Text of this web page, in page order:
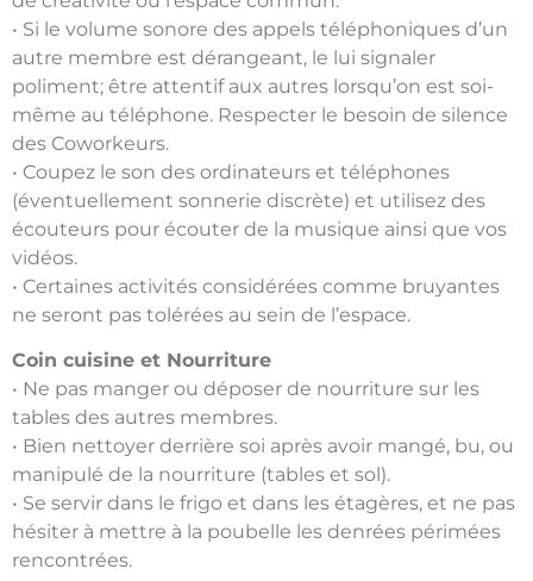
• Si le volume sonore des appels téléphoniques d’un
autre membre est dérangeant, le lui signaler
poliment; être attentif aux autres lorsqu’on est soi-
même au téléphone. Respecter le besoin de silence
des Coworkeurs.
• Coupez le son des ordinateurs et téléphones
(éventuellement sonnerie discrète) et utilisez des
écouteurs pour écouter de la musique ainsi que vos
vidéos.
• Certaines activités considérées comme bruyantes
ne seront pas tolérées au sein de l’espace.
Coin cuisine et Nourriture
• Ne pas manger ou déposer de nourriture sur les
tables des autres membres.
• Bien nettoyer derrière soi après avoir mangé, bu, ou
manipulé de la nourriture (tables et sol).
• Se servir dans le frigo et dans les étagères, et ne pas
hésiter à mettre à la poubelle les denrées périmées
rencontrées.